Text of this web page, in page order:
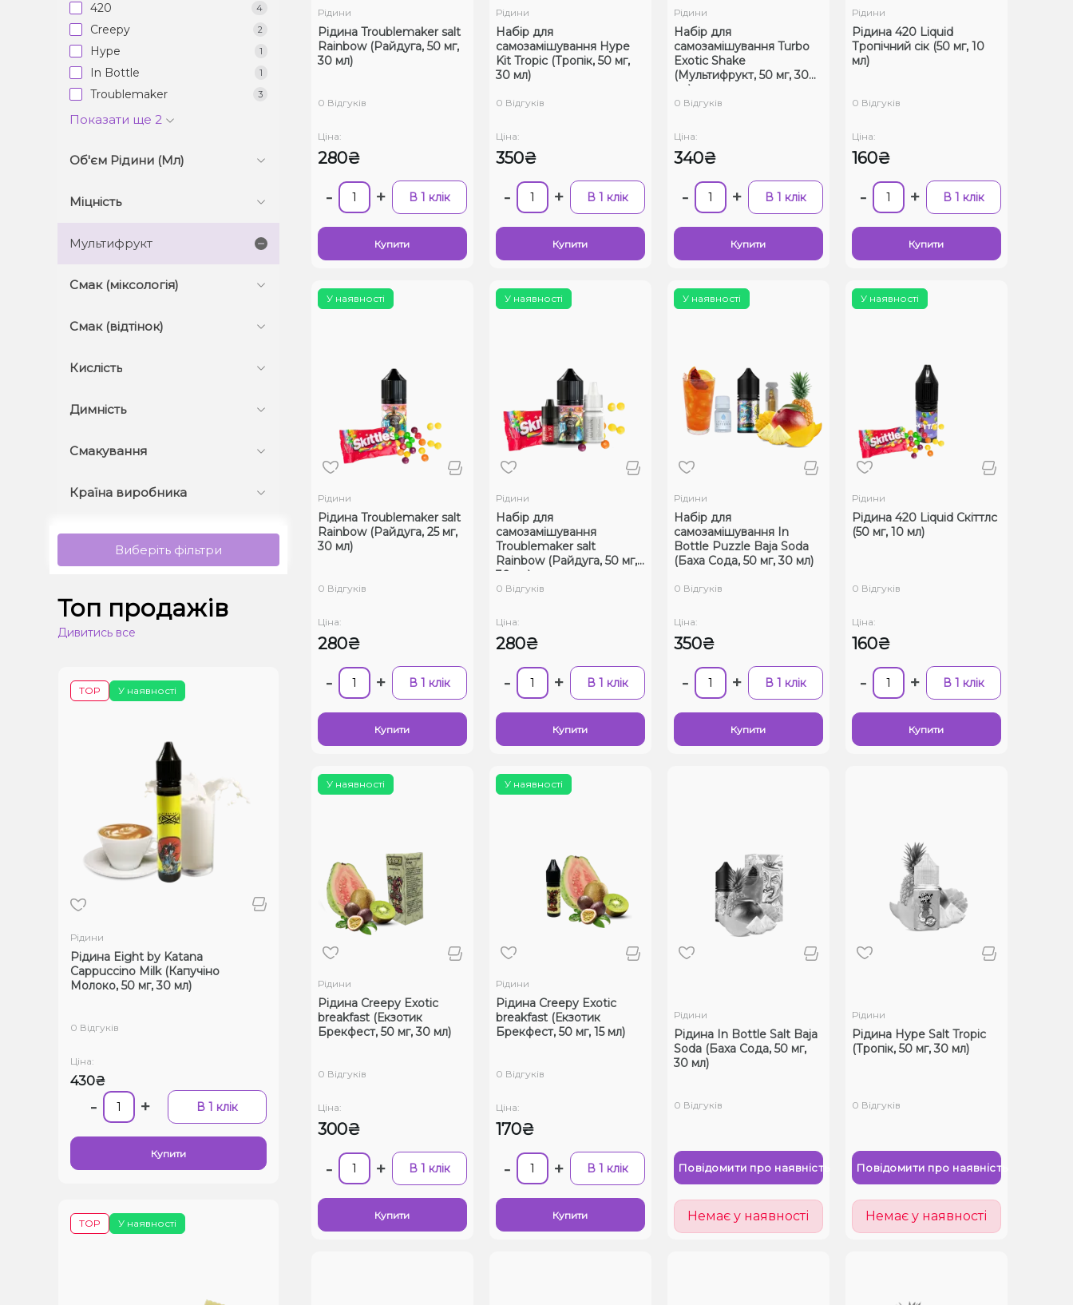
420 4
Creepy 2
Hype 1
In Bottle 1
Troublemaker 3
Показати ще 2
Об'єм Рідини (Мл)
Міцність
Мультифрукт
Смак (міксологія)
Смак (відтінок)
Кислість
Димність
Смакування
Країна виробника
Виберіть фільтри
Топ продажів
Дивитись все
У наявності
TOP
Рідини
Рідина Eight by Katana
Cappuccino Milk (Капучіно
Молоко, 50 мг, 30 мл)
0 Відгуків
Ціна:
430₴
- + В 1 клік
Купити
У наявності
TOP
Рідини
Рідина Troublemaker salt
Rainbow (Райдуга, 50 мг,
30 мл)
0 Відгуків
Ціна:
280₴
- + В 1 клік
Купити
Рідини
Набір для
самозамішування Hype
Kit Tropic (Тропік, 50 мг,
30 мл)
0 Відгуків
Ціна:
350₴
- + В 1 клік
Купити
Рідини
Набір для
самозамішування Turbo
Exotic Shake
(Мультифрукт, 50 мг, 30
мл)
0 Відгуків
Ціна:
340₴
- + В 1 клік
Купити
Рідини
Рідина 420 Liquid
Тропічний сік (50 мг, 10
мл)
0 Відгуків
Ціна:
160₴
- + В 1 клік
Купити
У наявності
Рідини
Рідина Troublemaker salt
Rainbow (Райдуга, 25 мг,
30 мл)
0 Відгуків
Ціна:
280₴
- + В 1 клік
Купити
У наявності
Рідини
Набір для
самозамішування
Troublemaker salt
Rainbow (Райдуга, 50 мг,
30 мл)
0 Відгуків
Ціна:
280₴
- + В 1 клік
Купити
У наявності
Рідини
Набір для
самозамішування In
Bottle Puzzle Baja Soda
(Баха Сода, 50 мг, 30 мл)
0 Відгуків
Ціна:
350₴
- + В 1 клік
Купити
У наявності
Рідини
Рідина 420 Liquid Скіттлс
(50 мг, 10 мл)
0 Відгуків
Ціна:
160₴
- + В 1 клік
Купити
У наявності
Рідини
Рідина Creepy Exotic
breakfast (Екзотик
Брекфест, 50 мг, 30 мл)
0 Відгуків
Ціна:
300₴
- + В 1 клік
Купити
У наявності
Рідини
Рідина Creepy Exotic
breakfast (Екзотик
Брекфест, 50 мг, 15 мл)
0 Відгуків
Ціна:
170₴
- + В 1 клік
Купити
Рідини
Рідина In Bottle Salt Baja
Soda (Баха Сода, 50 мг,
30 мл)
0 Відгуків
Повідомити про наявність
Немає у наявності
Рідини
Рідина Hype Salt Tropic
(Тропік, 50 мг, 30 мл)
0 Відгуків
Повідомити про наявність
Немає у наявності